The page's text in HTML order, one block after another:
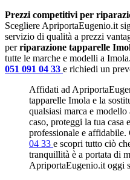
Prezzi competitivi per
Scegliere ApriportaEugenio.it
servizio di qualità a prezzi
perriparazione tapparelle
tutte le marche e modelli a
051 091 04 33 e richiedi un
Affidati ad
tapparelle Imola e la
qualsiasi marca e
caso, proteggi la tua
professionale e affidabile.
04 33 e scopri tutto ciò
tranquillità è a portata di
ApriportaEugenio.it oggi